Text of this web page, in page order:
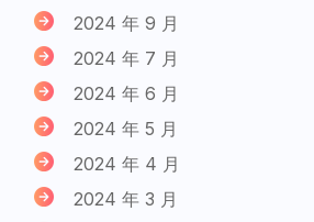
2024 年 9 月
2024 年 7 月
2024 年 6 月
2024 年 5 月
2024 年 4 月
2024 年 3 月